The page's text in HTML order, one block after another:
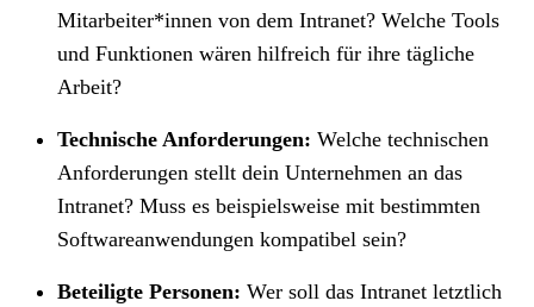
Mitarbeiter*innen von dem Intranet? Welche Tools
und Funktionen wären hilfreich für ihre tägliche
Arbeit?
Technische Anforderungen: Welche technischen
Anforderungen stellt dein Unternehmen an das
Intranet? Muss es beispielsweise mit bestimmten
Softwareanwendungen kompatibel sein?
Beteiligte Personen: Wer soll das Intranet letztlich